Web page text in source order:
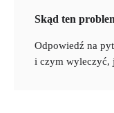
Skąd ten
Odpowiedź na
i czym wyleczyć,